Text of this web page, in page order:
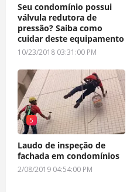
Seu condomínio possui
válvula redutora de
pressão? Saiba como
cuidar deste equipamento
10/23/2018 03:31:00 PM
5
Laudo de inspeção de
fachada em condomínios
2/08/2019 04:54:00 PM